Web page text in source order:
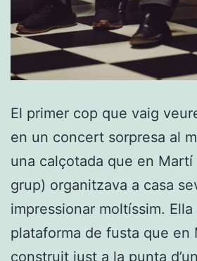
El primer cop que vaig
en un concert sorpresa al
una calçotada que en Martí
grup) organitzava a casa
impressionar moltíssim.
plataforma de fusta que en
construit just a la punta